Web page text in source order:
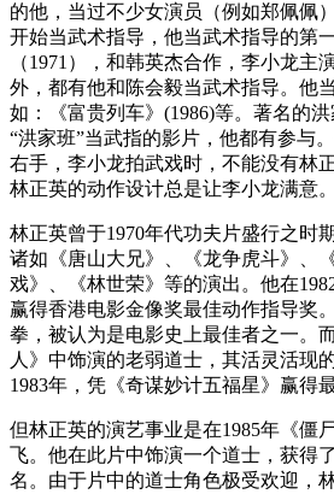
的他，当过不少女演员（例如郑佩佩
开始当武术指导，他当武术指导的第
（1971），和韩英杰合作，李小龙主
外，都有他和陈会毅当武术指导。他
如：《富贵列车》(1986)等。著名的洪
“洪家班”当武指的影片，他都有参与
右手，李小龙拍武戏时，不能没有林
林正英的动作设计总是让李小龙满意。
林正英曾于1970年代功夫片盛行之时
诸如《唐山大兄》、《龙争虎斗》、
戏》、《林世荣》等的演出。他在
赢得香港电影金像奖最佳动作指导奖
拳，被认为是电影史上最佳者之一。
人》中饰演的老弱道士，其活灵活现
1983年，凭《奇谋妙计五福星》赢得
但林正英的演艺事业是在1985年《僵
飞。他在此片中饰演一个道士，获得
名。由于片中的道士角色极受欢迎，